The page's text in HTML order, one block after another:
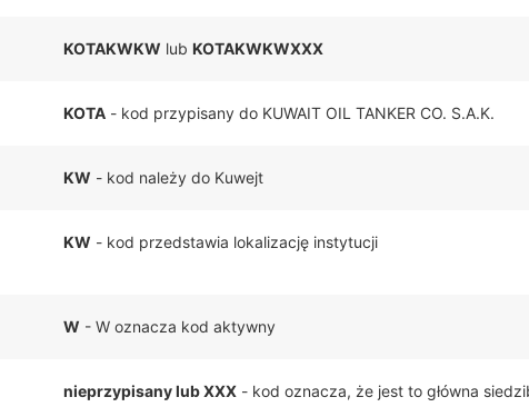
KOTAKWKW lub KOTAKWKWXXX
KOTA - kod przypisany do KUWAIT OIL TANKER CO. S.A.K.
KW - kod należy do Kuwejt
KW - kod przedstawia lokalizację instytucji
W - W oznacza kod aktywny
nieprzypisany lub XXX - kod oznacza, że jest to główna